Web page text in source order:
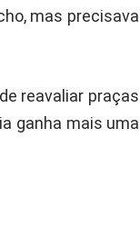
mas precisava
reavaliar praças
ganha mais uma